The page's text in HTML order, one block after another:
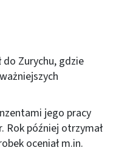
Zurychu, gdzie
jego pracy
Rok później otrzymał
oceniał m.in.